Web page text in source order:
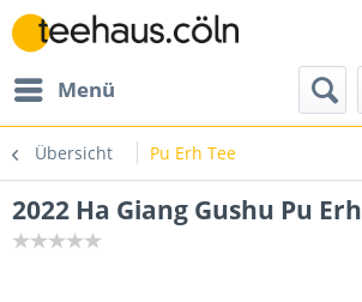
Menü
Übersicht Pu Erh Tee
2022 Ha Giang Gushu Pu Erh